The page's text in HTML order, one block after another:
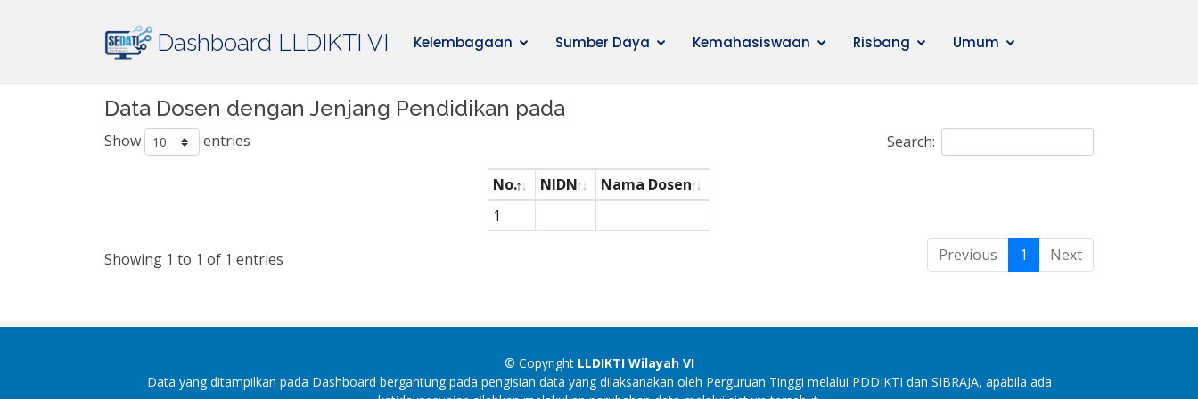
Dashboard LLDIKTI VI Kelembagaan Sumber Daya Kemahasiswaan Risbang Umum
Data Dosen dengan Jenjang Pendidikan pada
Show entries Search:
No. NIDN
Nama Dosen
1
Showing 1 to 1 of 1 entries Previous 1 Next
© Copyright LLDIKTI Wilayah VI
Data yang ditampilkan pada Dashboard bergantung pada pengisian data yang dilaksanakan oleh Perguruan Tinggi melalui PDDIKTI dan SIBRAJA, apabila ada